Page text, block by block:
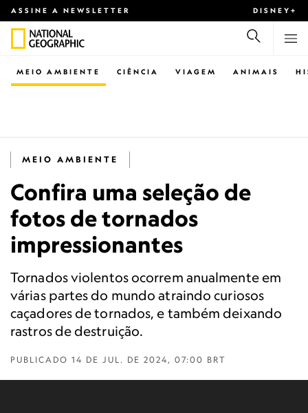
ASSINE A NEWSLETTER DISNEY+
CIÊNCIA VIAGEM ANIMAIS
MEIO AMBIENTE
MEIO AMBIENTE
Confira uma seleção de
fotos de tornados
impressionantes
Tornados violentos ocorrem anualmente em
várias partes do mundo atraindo curiosos
caçadores de tornados, e também deixando
rastros de destruição.
PUBLICADO 14 DE JUL. DE 2024, 07:00 BRT